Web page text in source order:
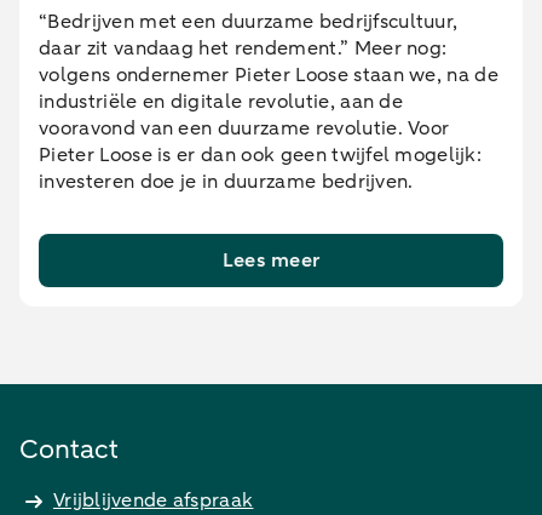
“Bedrijven met een duurzame bedrijfscultuur,
daar zit vandaag het rendement.” Meer nog:
volgens ondernemer Pieter Loose staan we, na de
industriële en digitale revolutie, aan de
vooravond van een duurzame revolutie. Voor
Pieter Loose is er dan ook geen twijfel mogelijk:
investeren doe je in duurzame bedrijven.
Lees meer
Contact
Vrijblijvende afspraak